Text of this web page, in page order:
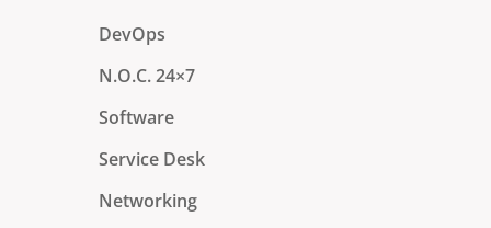
DevOps
N.O.C. 24×7
Software
Service Desk
Networking